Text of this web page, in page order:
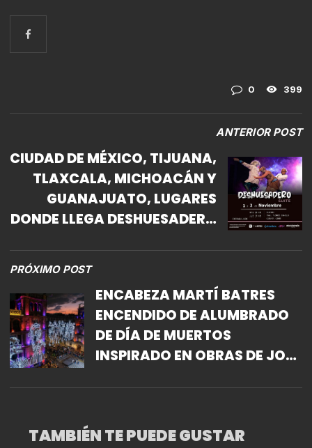
0 399
ANTERIOR POST
CIUDAD DE MÉXICO, TIJUANA,
TLAXCALA, MICHOACÁN Y
GUANAJUATO, LUGARES
DONDE LLEGA DESHUESADERO
PRÓXIMO POST
ENCABEZA MARTÍ BATRES
ENCENDIDO DE ALUMBRADO
DE DÍA DE MUERTOS
INSPIRADO EN OBRAS DE JOSÉ
LA VIDA”
TAMBIÉN TE PUEDE GUSTAR